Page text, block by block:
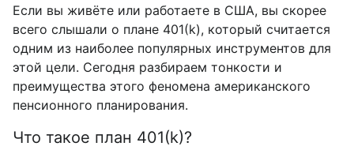
Если вы живёте или работаете в США, вы скорее
всего слышали о плане 401(k), который считается
одним из наиболее популярных инструментов для
этой цели. Сегодня разбираем тонкости и
преимущества этого феномена американского
пенсионного планирования.
Что такое план 401(k)?